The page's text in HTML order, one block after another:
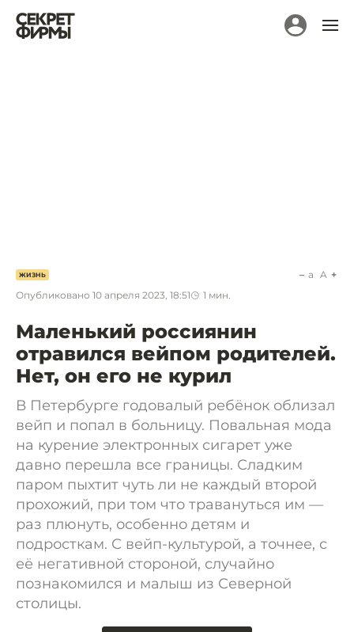
ЖИЗНЬ
Опубликовано 10 апреля 2023, 18:51 1 мин.
a A
Маленький россиянин
отравился вейпом родителей.
Нет, он его не курил
В Петербурге годовалый ребёнок облизал
вейп и попал в больницу. Повальная мода
на курение электронных сигарет уже
давно перешла все границы. Сладким
паром пыхтит чуть ли не каждый второй
прохожий, при том что травануться им —
раз плюнуть, особенно детям и
подросткам. С вейп-культурой, а точнее, с
её негативной стороной, случайно
познакомился и малыш из Северной
столицы.